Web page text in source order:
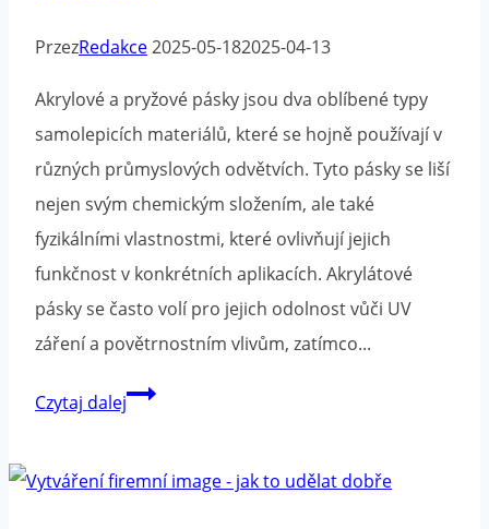
PrzezRedakce2025-05-182025-04-13
Akrylové a pryžové pásky jsou dva oblíbené typy
samolepicích materiálů, které se hojně používají v
různých průmyslových odvětvích. Tyto pásky se liší
nejen svým chemickým složením, ale také
fyzikálními vlastnostmi, které ovlivňují jejich
funkčnost v konkrétních aplikacích. Akrylátové
pásky se často volí pro jejich odolnost vůči UV
záření a povětrnostním vlivům, zatímco...
Czytaj dalejAkrylová